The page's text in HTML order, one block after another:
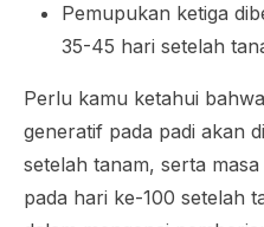
Pemupukan ketiga
35-45 hari setelah
Perlu kamu ketahui
generatif pada padi akan
setelah tanam, serta
pada hari ke-100 setelah